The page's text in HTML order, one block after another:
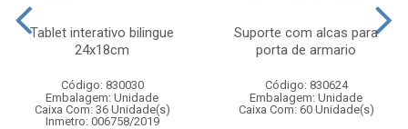
Tablet interativo bilingue
24x18cm
Código: 830030
Embalagem: Unidade
Caixa Com: 36 Unidade(s)
Inmetro: 006758/2019
Suporte com alcas para
porta de armario
Código: 830624
Embalagem: Unidade
Caixa Com: 60 Unidade(s)